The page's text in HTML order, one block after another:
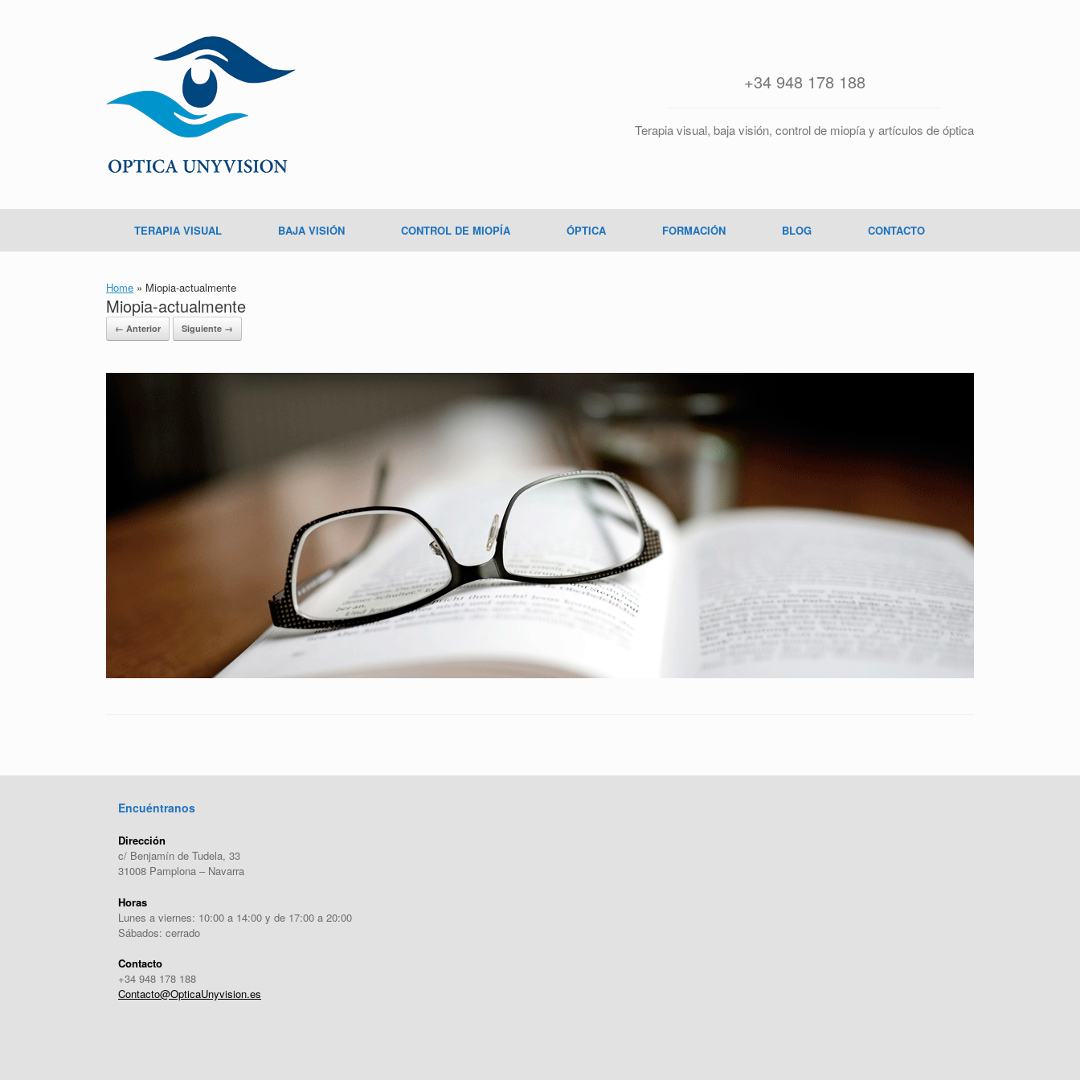
+34 948 178 188
Terapia visual, baja visión, control de miopía y artículos de óptica
TERAPIA VISUAL BAJA VISIÓN CONTROL DE MIOPÍA ÓPTICA FORMACIÓN BLOG CONTACTO
Home » Miopia-actualmente
Miopia-actualmente
← Anterior Siguiente →
Encuéntranos
Dirección
c/ Benjamín de Tudela, 33
31008 Pamplona – Navarra
Horas
Lunes a viernes: 10:00 a 14:00 y de 17:00 a 20:00
Sábados: cerrado
Contacto
+34 948 178 188
Contacto@OpticaUnyvision.es